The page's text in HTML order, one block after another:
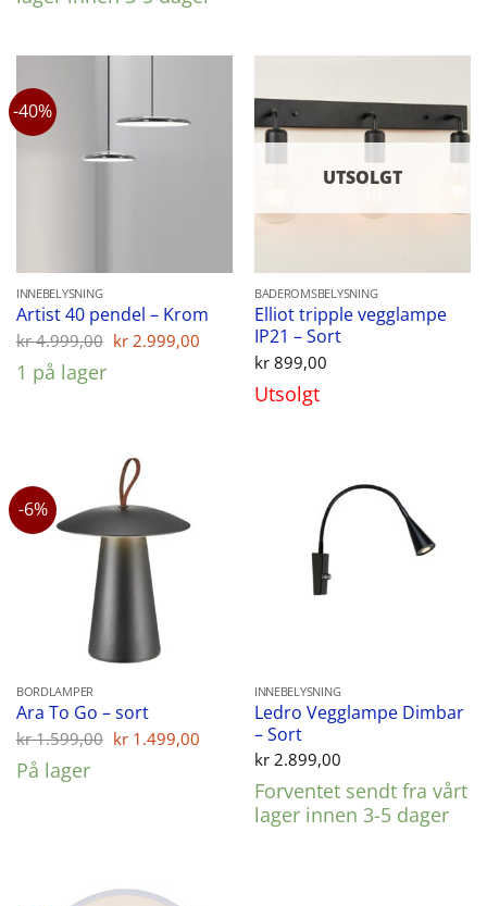
-40%
INNEBELYSNING
Artist 40 pendel – Krom
kr4.999,00 Opprinnelig
kr 2.999,00 Nåværende
kr 2.999,00.
1 på lager
UTSOLGT
BADEROMSBELYSNING
Elliot tripple vegglampe
IP21 – Sort
kr899,00
Utsolgt
-6%
BORDLAMPER
Ara To Go – sort
kr1.599,00 Opprinnelig
kr 1.499,00 Nåværende
kr 1.499,00.
På lager
INNEBELYSNING
Ledro Vegglampe Dimbar
– Sort
kr2.899,00
Forventet sendt fra vårt
lager innen 3-5 dager